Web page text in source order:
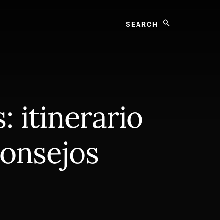
itinerario